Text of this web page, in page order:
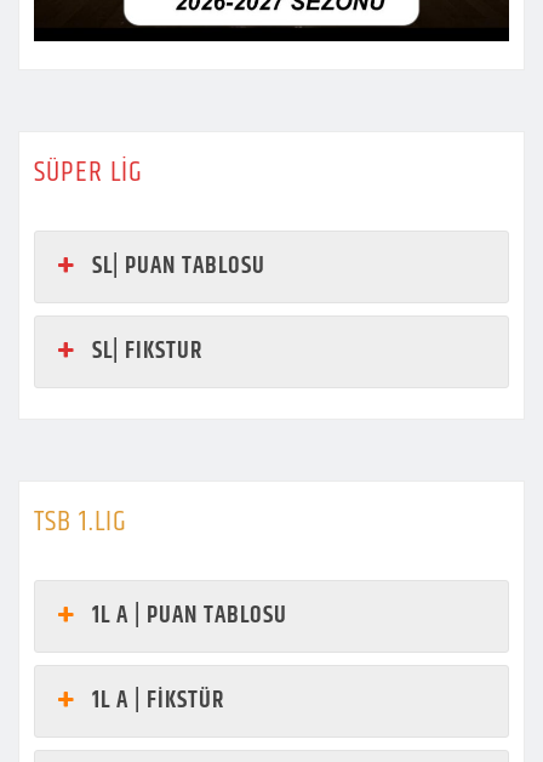
SÜPER LİG
SL| PUAN TABLOSU
SL| FIKSTUR
TSB 1.LIG
1L A | PUAN TABLOSU
1L A | FİKSTÜR